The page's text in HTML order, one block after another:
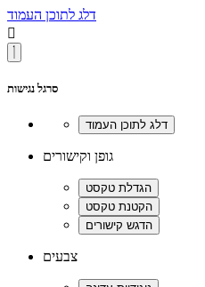
דלג לתוכן העמוד

סרגל נגישות
גופן וקישורים
צבעים